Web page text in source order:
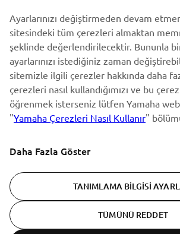
ABONE OL
Gizlilik Politikamızı okuyarak kişisel
öğrenebilirsiniz:
Gizlilik Politikası
© Copyright - 2026 Yamaha Motor Europe
Reserved
Ayarlarınızı değiştirmeden devam
sitesindeki tüm çerezleri almaktan
şeklinde değerlendirilecektir. Bununla
ayarlarınızı istediğiniz zaman
sitemizle ilgili çerezler hakkında daha
çerezleri nasıl kullandığımızı ve bu
öğrenmek isterseniz lütfen Yamaha
"Yamaha Çerezleri Nasıl Kullanır"
Daha Fazla Göster
TANIMLAMA BILGISI
TÜMÜNÜ REDDET